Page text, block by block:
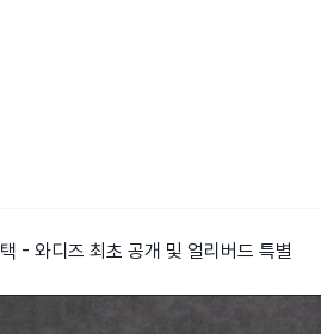
- 와디즈 최초 공개 및 얼리버드 특별